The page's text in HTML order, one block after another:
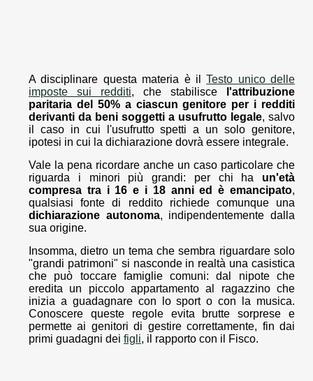
A disciplinare questa materia è ilTesto unico delle
imposte sui redditi, che stabilisce
l'attribuzione
paritaria del 50% a ciascun genitore per i redditi
derivanti da beni soggetti a usufrutto legale, salvo
il caso in cui l'usufrutto spetti a un solo genitore,
ipotesi in cui la dichiarazione dovrà essere integrale.
Vale la pena ricordare anche un caso particolare che
riguarda i minori più grandi: per chi ha un'età
compresa tra i 16 e i 18 anni ed è emancipato,
qualsiasi fonte di reddito richiede comunque una
dichiarazione autonoma, indipendentemente dalla
sua origine.
Insomma, dietro un tema che sembra riguardare solo
"grandi patrimoni" si nasconde in realtà una casistica
che può toccare famiglie comuni: dal nipote che
eredita un piccolo appartamento al ragazzino che
inizia a guadagnare con lo sport o con la musica.
Conoscere queste regole evita brutte sorprese e
permette ai genitori di gestire correttamente, fin dai
primi guadagni dei figli, il rapporto con il Fisco.